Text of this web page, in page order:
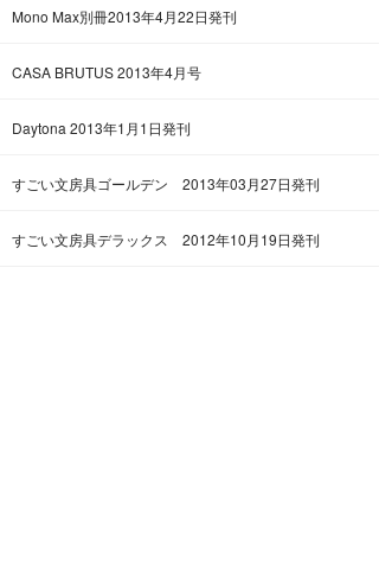
Mono Max別冊2013年4月22日発刊
CASA BRUTUS 2013年4月号
Daytona 2013年1月1日発刊
すごい文房具ゴールデン 2013年03月27日発刊
すごい文房具デラックス 2012年10月19日発刊